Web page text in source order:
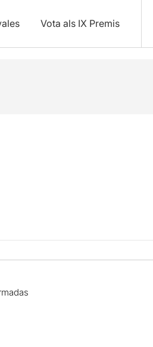
Vota als IX Premis